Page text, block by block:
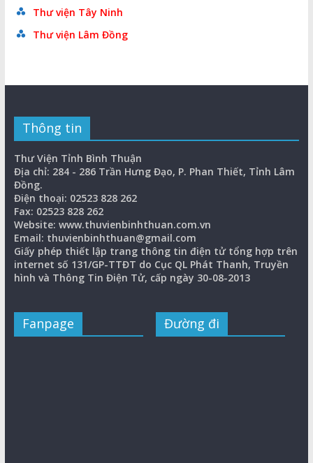
Thư viện Tây Ninh
Thư viện Lâm Đồng
Thông tin
Thư Viện Tỉnh Bình Thuận
Địa chỉ: 284 - 286 Trần Hưng Đạo, P. Phan Thiết, Tỉnh Lâm
Đồng.
Điện thoại: 02523 828 262
Fax: 02523 828 262
Website: www.thuvienbinhthuan.com.vn
Email: thuvienbinhthuan@gmail.com
Giấy phép thiết lập trang thông tin điện tử tổng hợp trên
internet số 131/GP-TTĐT do Cục QL Phát Thanh, Truyền
hình và Thông Tin Điện Tử, cấp ngày 30-08-2013
Fanpage Đường đi